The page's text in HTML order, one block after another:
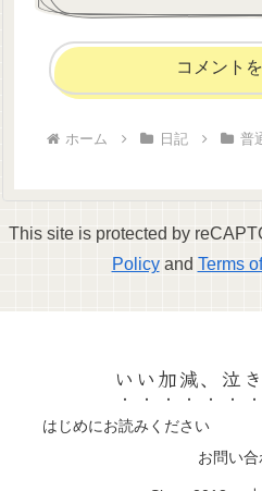
コメント
ホーム 日記 普
This site is protected by
Policyand Terms
いい加減、泣
はじめにお読みください
お問い